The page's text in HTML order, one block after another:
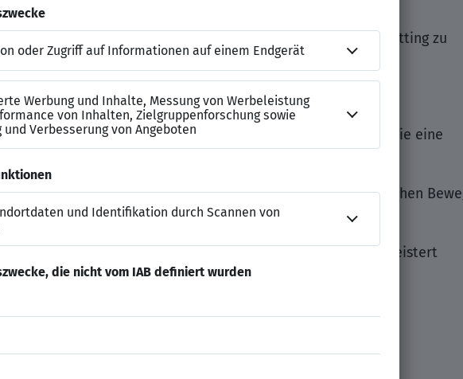
und Kompetenzerweiterung im station&auml;ren Setting zu
bei uns zu erleichtern
Hospitation
in pers&ouml;nlichen Notfallsituationen sowie eine
des betrieblichen Gesundheitsmanagements in den Bereichen
fachliche Herausforderungen gemeinsam souver&auml;n meistert
Pflegedienstleitung, T.
Karriere-Landingpage.